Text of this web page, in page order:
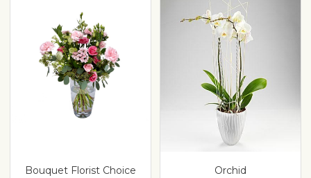
Bouquet Florist Choice Orchid